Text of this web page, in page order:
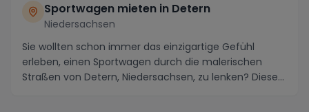
Sportwagen mieten in Detern
Niedersachsen
Sie wollten schon immer das einzigartige Gefühl
erleben, einen Sportwagen durch die malerischen
Straßen von Detern, Niedersachsen, zu lenken? Dieses